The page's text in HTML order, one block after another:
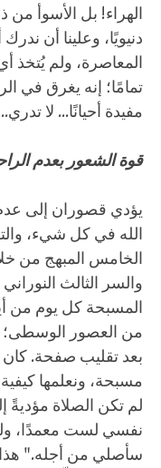
الهراء! بل الأسوأ من
دنيويًا، وعلينا أن
المعاصرة، ولم يُتخذ
تمامًا؛ إنه يغرق في
مفيدة أحيانًا... لا
قوة الشعور بعدم
يؤدي قصوران إلى
الله في كل شيء،
الخامس المبهج من
والسر الثالث
المسبحة كل يوم من
من العصور الوسطى؛
بعد تقليب صفحة. كان
مسبحة، ونعلمها كيفية
لم تكن الصلاة مؤديةً
نفسي لست معمدًا،
سأصلي من أجله." هذا